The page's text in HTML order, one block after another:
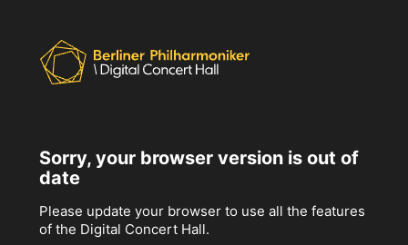
Sorry, your browser version is out of
date
Please update your browser to use all the features
of the Digital Concert Hall.